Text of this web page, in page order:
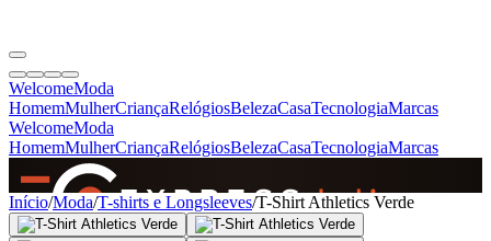
WelcomeModa
HomemMulherCriançaRelógiosBelezaCasaTecnologiaMarcas
WelcomeModa
HomemMulherCriançaRelógiosBelezaCasaTecnologiaMarcas
SINCE 2005
Início/Moda/T-shirts e Longsleeves/T-Shirt Athletics Verde